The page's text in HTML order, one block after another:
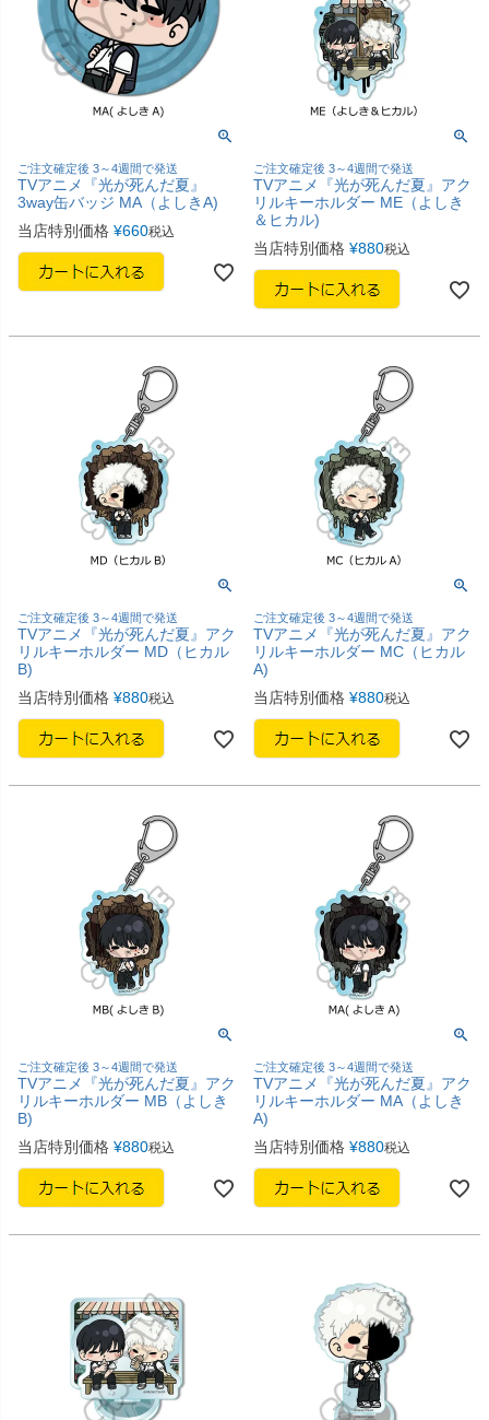
ご注文確定後 3～4週間で発送
TVアニメ『光が死んだ夏』
3way缶バッジ MA（よしきA)
当店特別価格 ¥660税込
ご注文確定後 3～4週間で発送
TVアニメ『光が死んだ夏』アク
リルキーホルダー ME（よしき
＆ヒカル)
当店特別価格 ¥880税込
ご注文確定後 3～4週間で発送
TVアニメ『光が死んだ夏』アク
リルキーホルダー MD（ヒカル
B)
当店特別価格 ¥880税込
ご注文確定後 3～4週間で発送
TVアニメ『光が死んだ夏』アク
リルキーホルダー MC（ヒカル
A)
当店特別価格 ¥880税込
ご注文確定後 3～4週間で発送
TVアニメ『光が死んだ夏』アク
リルキーホルダー MB（よしき
B)
当店特別価格 ¥880税込
ご注文確定後 3～4週間で発送
TVアニメ『光が死んだ夏』アク
リルキーホルダー MA（よしき
A)
当店特別価格 ¥880税込